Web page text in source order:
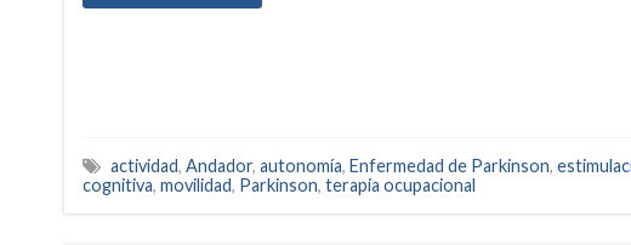
actividad, Andador, autonomía, Enfermedad de Parkinson,
cognitiva, movilidad, Parkinson, terapia ocupacional